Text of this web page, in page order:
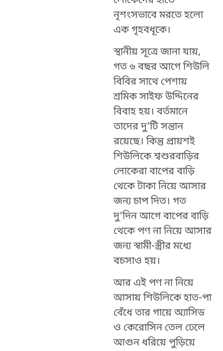
নৃশংসভাবে মরতে হলো
এক গৃহবধূকে।
স্থানীয় সূত্রে জানা যায়,
গত ৬ বছর আগে শিউলি
বিবির সাথে পেশায়
শ্রমিক সাইফ উদ্দিনের
বিবাহ হয়। বর্তমানে
তাদের দু’টি সন্তান
রয়েছে। কিন্তু প্রায়শই
শিউলিকে শ্বশুরবাড়ির
লোকেরা বাপের বাড়ি
থেকে টাকা নিয়ে আসার
জন্য চাপ দিত। গত
দু’দিন আগে বাপের বাড়ি
থেকে পণ না নিয়ে আসার
জন্য স্বামী-স্ত্রীর মধ্যে
বচসাও হয়।
আর এই পণ না নিয়ে
আসায় শিউলিকে হাত-পা
বেঁধে তার গায়ে অ্যাসিড
ও কেরোসিন তেল ঢেলে
আগুন ধরিয়ে পুড়িয়ে